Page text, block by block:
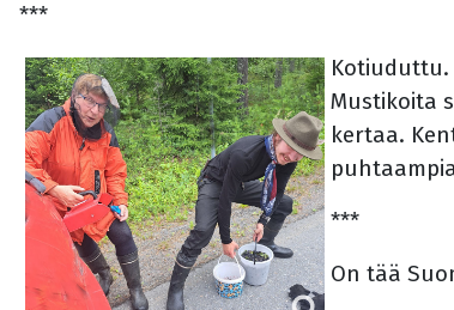
***
Kotiuduttu.
Mustikoita
kertaa.
***
On tää